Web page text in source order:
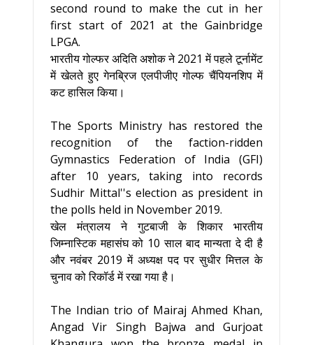
second round to make the cut in her
first start of 2021 at the Gainbridge
LPGA.
भारतीय गोल्फर अदिति अशोक ने 2021 में पहले टूर्नामेंट
में खेलते हुए गेनब्रिज एलपीजीए गोल्फ चैंपियनशिप में
कट हासिल किया।
The Sports Ministry has restored the
recognition of the faction-ridden
Gymnastics Federation of India (GFI)
after 10 years, taking into records
Sudhir Mittal''s election as president in
the polls held in November 2019.
खेल मंत्रालय ने गुटबाजी के शिकार भारतीय
जिम्नास्टिक महासंघ को 10 साल बाद मान्यता दे दी है
और नवंबर 2019 में अध्यक्ष पद पर सुधीर मित्तल के
चुनाव को रिकॉर्ड में रखा गया है।
The Indian trio of Mairaj Ahmed Khan,
Angad Vir Singh Bajwa and Gurjoat